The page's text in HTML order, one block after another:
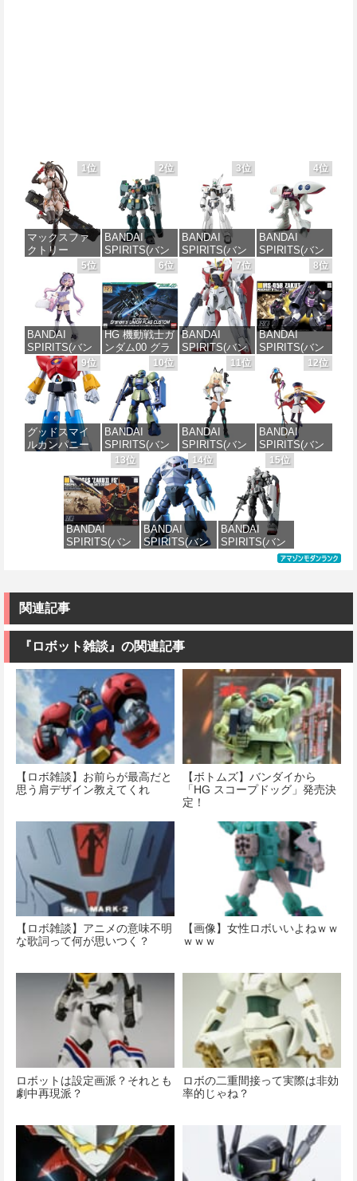
1位
マックスファ
クトリー
MXちゃん 組み
立て式プラモ
デル ノンスケ
ール 全高約
160mm
価格：¥10,094
2位
BANDAI
SPIRITS(バン
ダイ スピリッ
ツ) HG 機動新
世紀ガンダムX
ガンダムレオ
パルド 1/144ス
ケール 色分け
済みプラモデ
ル
価格：¥3,800
3位
BANDAI
SPIRITS(バン
ダイ スピリッ
ツ) 機動警察パ
トレイバー
EZY RG 1/48
AV-98Plus (イ
ングラム・プ
ラス) 色分け済
みプラモデル
価格：¥5,589
4位
BANDAI
SPIRITS(バン
ダイ スピリッ
ツ) HGUC 195
機動戦士Zガン
ダム キュベレ
イ 1/144スケー
ル 色分け済み
プラモデル
価格：¥2,200
5位
BANDAI
SPIRITS(バン
ダイ スピリッ
ツ) 30MS SIS-
J00 メルンジ
ャ[カラーA] 色
分け済みプラ
モデル
価格：¥4,200
6位
HG 機動戦士ガ
ンダム00 グラ
ハム専用ユニ
オンフラッグ
カスタム 1/144
スケール 色分
け済みプラモ
デル
価格：¥1,800
7位
BANDAI
SPIRITS(バン
ダイ スピリッ
ツ) HGAW 機
動新世紀ガン
ダムX ガンダ
ムエアマスタ
ー 1/144スケー
ル 色分け済み
プラモデル
価格：¥2,090
8位
BANDAI
SPIRITS(バン
ダイ スピリッ
ツ) HGUC 機動
戦士ガンダム
ザクI(黒い三連
星仕様) 1/144
スケール 色分
け済みプラモ
デル
価格：¥2,200
9位
グッドスマイ
ルカンパニー
MODEROID ダ
イアポロン 組
み立て式プラ
モデル ノンス
ケール 全高約
10位
BANDAI
SPIRITS(バン
ダイ スピリッ
ツ) HGUC
1/144 HGUC
MS-05BザクI
(機動戦士ガン
ダム)
価格：¥2,300
11位
BANDAI
SPIRITS(バン
ダイスピリッ
ツ) 30MS SIS-
H00 セスティ
エ[カラーC] 色
分け済みプラ
モデル
価格：¥4,500
12位
BANDAI
SPIRITS(バン
ダイ スピリッ
ツ) 30MS
Fate/Grand
Order アルトリ
ア・キャスタ
ー 色分け済み
プラモデル
価格：¥7,800
13位
BANDAI
SPIRITS(バン
(ガルマ専用機)
(機動戦士ガン
価格：¥2,500
14位
BANDAI
SPIRITS(バン
MSM-07 ズゴ
みプラモデル
15位
BANDAI
SPIRITS(バン
ダイスピリッ
讐のレクイエ
クイエム)
ラモデル
価格：¥3,100
関連記事
『ロボット雑談』の関連記事
【ロボ雑談】お前らが最高だと
思う肩デザイン教えてくれ
【ボトムズ】バンダイから
「HG スコープドッグ」発売決
定！
【ロボ雑談】アニメの意味不明
な歌詞って何が思いつく？
【画像】女性ロボいいよねｗｗ
ｗｗｗ
ロボットは設定画派？それとも
劇中再現派？
ロボの二重間接って実際は非効
率的じゃね？